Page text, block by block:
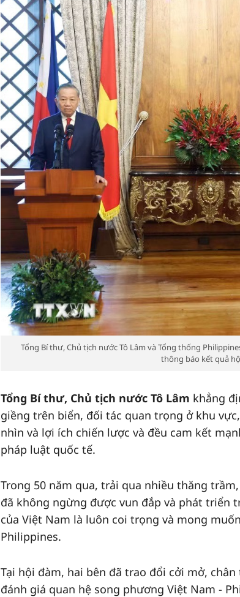
Tổng Bí thư, Chủ tịch nước Tô Lâm và Tổng thống
thông báo kết quả
Tổng Bí thư, Chủ tịch nước Tô Lâm khẳng
giềng trên biển, đối tác quan trọng ở khu
nhìn và lợi ích chiến lược và đều cam kết
pháp luật quốc tế.
Trong 50 năm qua, trải qua nhiều thăng
đã không ngừng được vun đắp và phát triển
của Việt Nam là luôn coi trọng và mong
Philippines.
Tại hội đàm, hai bên đã trao đổi cởi mở,
đánh giá quan hệ song phương Việt Nam -